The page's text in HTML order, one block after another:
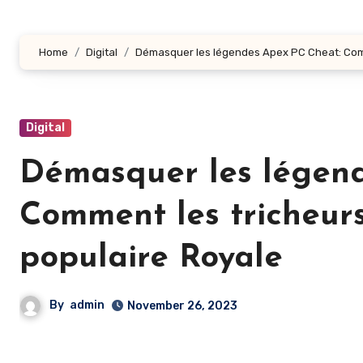
Home Digital Démasquer les légendes Apex PC Cheat:
Digital
Démasquer les
Comment les
populaire Royale
By admin November 26, 2023